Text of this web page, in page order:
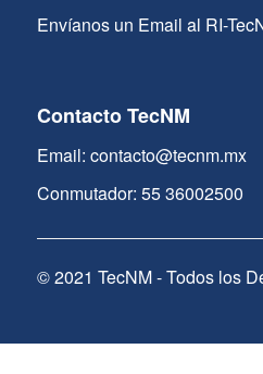
Envíanos un Email al RI-
Contacto TecNM
Email: contacto@tecnm.mx
Conmutador: 55 36002500
© 2021 TecNM - Todos los